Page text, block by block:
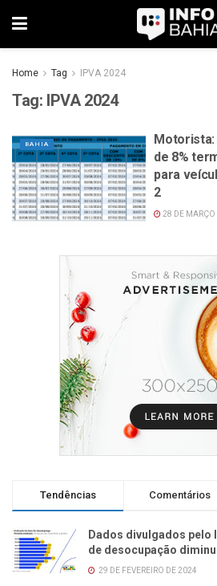
Home Tag IPVA 2024
Tag: IPVA 2024
BAHIA
Motorista:
de 8%
para
2
28 DE MARÇO
Tendências Comentários
Dados divulgados pelo
de desocupação
29 DE FEVEREIRO DE 2024